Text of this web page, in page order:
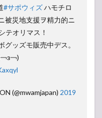
#サポウィズハモチロ
被災地支援ヲ精力的ニ
テオリマス！
グッズモ販売中デス。
з￢)
(@mwamjapan) 2019